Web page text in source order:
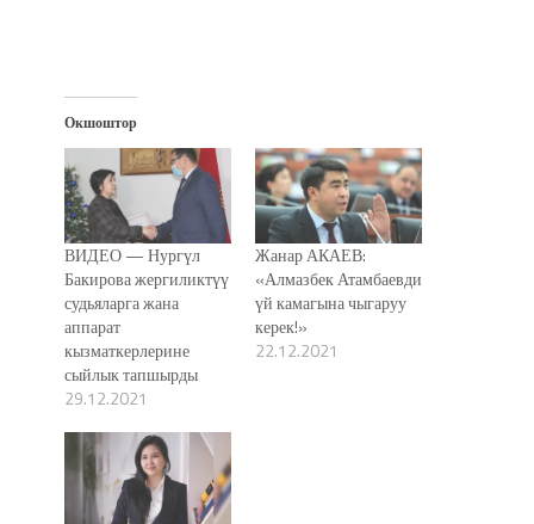
Окшоштор
ВИДЕО — Нургүл
Бакирова жергиликтүү
судьяларга жана
аппарат
кызматкерлерине
сыйлык тапшырды
29.12.2021
Жанар АКАЕВ:
«Алмазбек Атамбаевди
үй камагына чыгаруу
керек!»
22.12.2021